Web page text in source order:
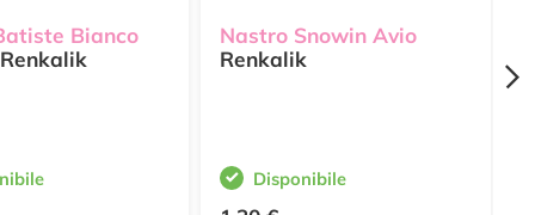
Bianco
Renkalik
Nastro Snowin Avio
Renkalik
Disponibile